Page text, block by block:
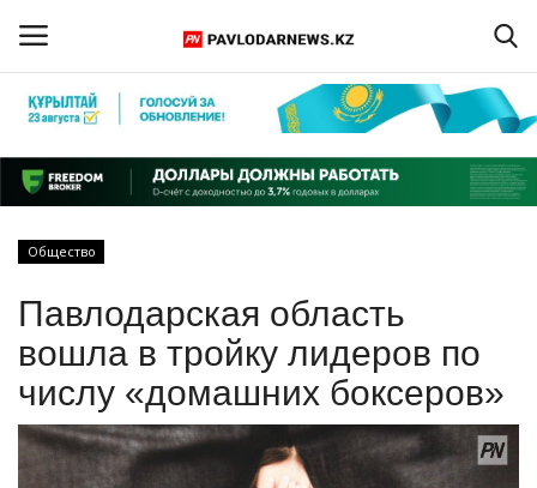
Регистрация
Главная
ПАВЛОДАРСКАЯ ОБЛАСТЬ
КАЗАХСТАН
МИР
Общество
Павлодарская область
вошла в тройку лидеров по
числу «домашних боксеров»